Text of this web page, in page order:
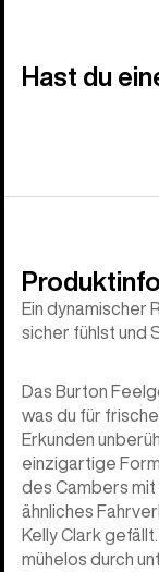
Hast du
Ein dynamischer
sicher fühlst und
Das Burton
was du für
Erkunden
einzigartige
des Cambers
ähnliches
Kelly Clark
mühelos durch